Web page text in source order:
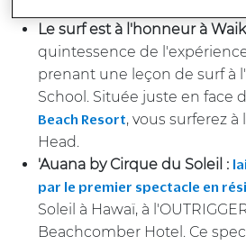
Le surf est à l'honneur à
quintessence de
prenant une leçon de surf à
School. Située juste en face
Beach Resort, vous surferez
Head.
'Auana by Cirque du Soleil :
par le premier spectacle en
Soleil à Hawaï, à
Beachcomber Hotel. Ce